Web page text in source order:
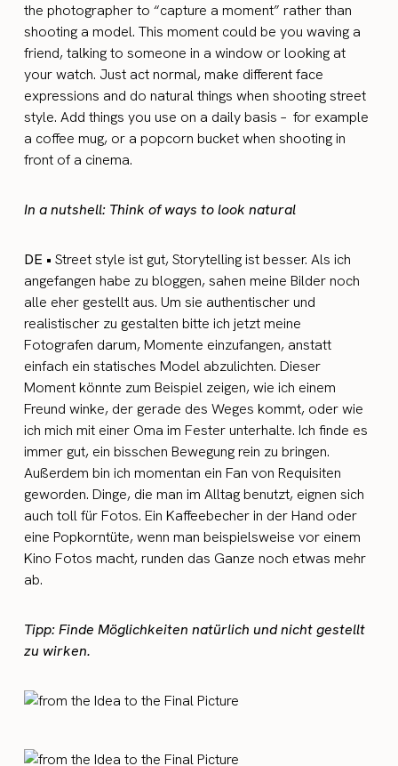
the photographer to “capture a moment” rather than
shooting a model. This moment could be you waving a
friend, talking to someone in a window or looking at
your watch. Just act normal, make different face
expressions and do natural things when shooting street
style. Add things you use on a daily basis – for example
a coffee mug, or a popcorn bucket when shooting in
front of a cinema.
In a nutshell: Think of ways to look natural
DE •Street style ist gut, Storytelling ist besser. Als ich
angefangen habe zu bloggen, sahen meine Bilder noch
alle eher gestellt aus. Um sie authentischer und
realistischer zu gestalten bitte ich jetzt meine
Fotografen darum, Momente einzufangen, anstatt
einfach ein statisches Model abzulichten. Dieser
Moment könnte zum Beispiel zeigen, wie ich einem
Freund winke, der gerade des Weges kommt, oder wie
ich mich mit einer Oma im Fester unterhalte. Ich finde es
immer gut, ein bisschen Bewegung rein zu bringen.
Außerdem bin ich momentan ein Fan von Requisiten
geworden. Dinge, die man im Alltag benutzt, eignen sich
auch toll für Fotos. Ein Kaffeebecher in der Hand oder
eine Popkorntüte, wenn man beispielsweise vor einem
Kino Fotos macht, runden das Ganze noch etwas mehr
ab.
Tipp: Finde Möglichkeiten natürlich und nicht gestellt
zu wirken.